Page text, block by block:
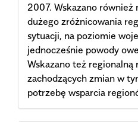
2007. Wskazano również
dużego zróżnicowania
sytuacji, na poziomie
jednocześnie powody
Wskazano też regionalną
zachodzących zmian w
potrzebę wsparcia